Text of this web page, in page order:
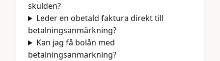
skulden?
Leder en obetald faktura direkt till
betalningsanmärkning?
Kan jag få bolån med
betalningsanmärkning?